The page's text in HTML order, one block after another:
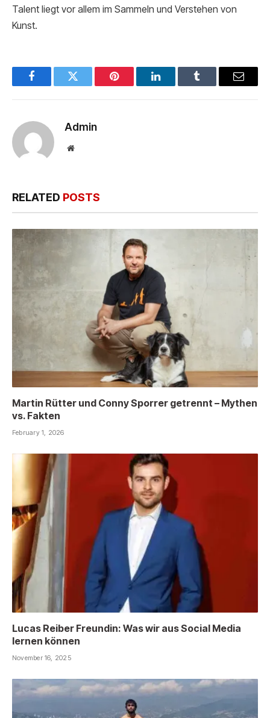
Talent liegt vor allem im Sammeln und Verstehen von
Kunst.
FacebookTwitter Pinterest LinkedInTumblr Email
Admin
Website
RELATED POSTS
Martin Rütter und Conny Sporrer getrennt – Mythen
vs. Fakten
February 1, 2026
Lucas Reiber Freundin: Was wir aus Social Media
lernen können
November 16, 2025